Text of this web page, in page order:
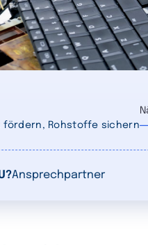
fördern, Rohstoffe sichern
Ansprechpartner